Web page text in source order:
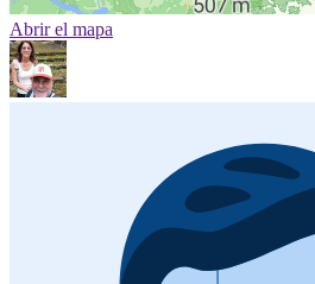
Abrir el mapa